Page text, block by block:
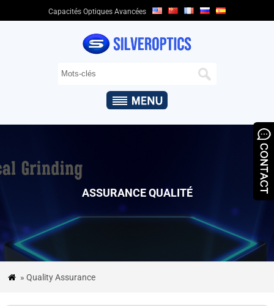
Capacités Optiques Avancées
DOMICILE
OPTIQUES
APPLICATIONS
ASSURANCE
QUALITÉ
ACTUALITÉS
&
ASSURANCE QUALITÉ
 » Quality Assurance